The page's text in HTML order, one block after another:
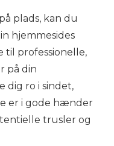
plads, kan du
hjemmesides
til professionelle,
på din
dig ro i sindet,
er i gode hænder
trusler og